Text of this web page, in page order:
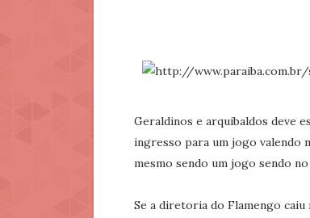
Geraldinos e arquibaldos deve
ingresso para um jogo valendo
mesmo sendo um jogo sendo
Se a diretoria do Flamengo caiu